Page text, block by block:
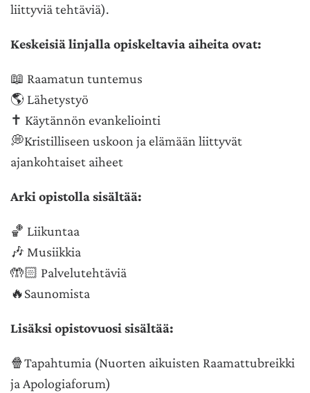
liittyviä tehtäviä).
Keskeisiä linjalla opiskeltavia aiheita ovat:
📖 Raamatun tuntemus
🌎 Lähetystyö
✝️ Käytännön evankeliointi
💭Kristilliseen uskoon ja elämään liittyvät
ajankohtaiset aiheet
Arki opistolla sisältää:
🏀 Liikuntaa
🎶 Musiikkia
🤲🏻 Palvelutehtäviä
🔥Saunomista
Lisäksi opistovuosi sisältää:
🍿Tapahtumia (Nuorten aikuisten Raamattubreikki
ja Apologiaforum)